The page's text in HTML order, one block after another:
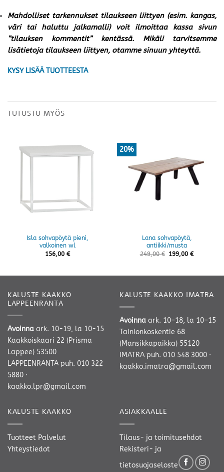
Mahdolliset tarkennukset tilaukseen liittyen (esim. kangas,
väri tai haluttu jalkamalli) voit ilmoittaa kassa sivun
”tilauksen kommentit” kentässä. Mikäli tarvitsemme
lisätietoja tilaukseen liittyen, otamme sinuun yhteyttä.
KYSY LISÄÄ TUOTTEESTA
TUTUSTU MYÖS
Isla sohvapöytä pieni,
valkoinen wl
156,00 €
20%
Lana sohvapöytä,
antiikki/musta
249,00€ 199,00€
KALUSTE KAAKKO
LAPPEENRANTA
Avoinna ark. 10-19, la 10-15
Kaakkoiskaari 22 (Prisma
Lappee) 53500
LAPPEENRANTA puh. 010 322
5880 ·
kaakko.lpr@gmail.com
KALUSTE KAAKKO IMATRA
Avoinna ark. 10–18, la 10–15
Tainionkoskentie 68
(Mansikkapaikka) 55120
IMATRA puh. 010 548 3000 ·
kaakko.imatra@gmail.com
KALUSTE KAAKKO
Tuotteet Palvelut
Yhteystiedot
ASIAKKAALLE
Tilaus- ja toimitusehdot
Rekisteri- ja
tietosuojaseloste